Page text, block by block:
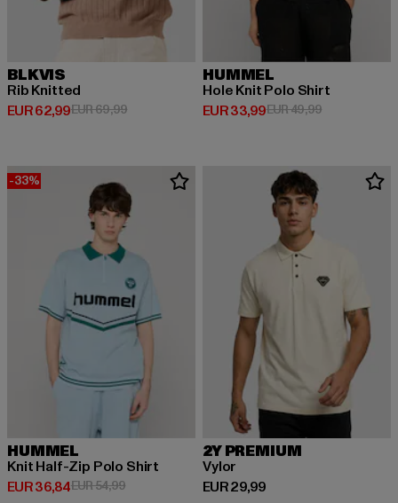
BLKVIS
Rib Knitted
EUR 62,99
Huidige prijs: EUR 62,99
EUR 69,99Actieprijs: EUR 69,99
HUMMEL
Hole Knit Polo Shirt
EUR 33,99
Huidige prijs: EUR 33,99
EUR 49,99Actieprijs:
-33%
HUMMEL
Knit Half-Zip Polo Shirt
EUR 36,84
Huidige prijs: EUR 36,84
EUR 54,99Actieprijs: EUR 54,99
2Y PREMIUM
Vylor
EUR 29,99
Huidige prijs: EUR 29,99